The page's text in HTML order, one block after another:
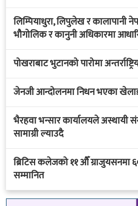
लिम्पियाधुरा, लिपुलेख र कालापानी
भौगोलिक र कानुनी अधिकारमा
पोखराबाट भुटानको पारोमा
जेनजी आन्दोलनमा निधन भएका खेलाडी
भैरहवा भन्सार कार्यालयले अस्थायी
सामाग्री ल्याउदै
ब्रिटिस कलेजको ११ औँ ग्राजुयसनमा
सम्मानित